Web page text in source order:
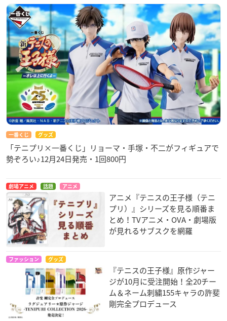
一番くじ グッズ
「テニプリ×一番くじ」リョーマ・手塚・不二がフィギュアで
勢ぞろい♪12月24日発売・1回800円
劇場アニメ 話題 アニメ
アニメ『テニスの王子様（テニ
プリ）』シリーズを見る順番ま
とめ！TVアニメ・OVA・劇場版
が見れるサブスクを網羅
ファッション グッズ
『テニスの王子様』原作ジャー
ジが10月に受注開始！全20チー
ム＆ネーム刺繍155キャラの許斐
剛完全プロデュース